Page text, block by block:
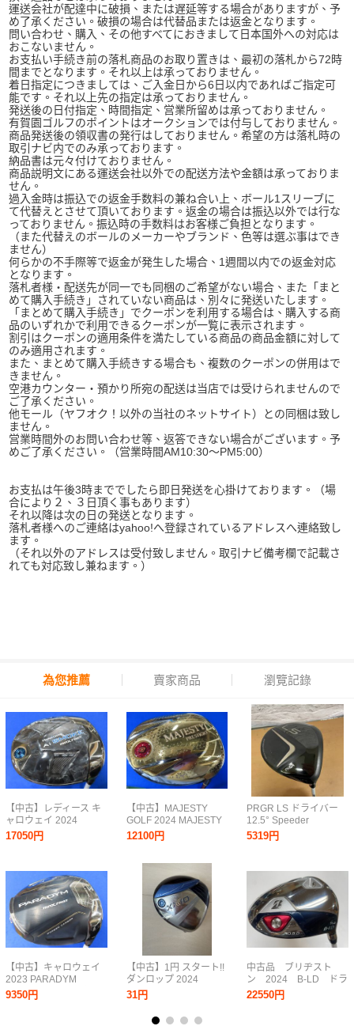
運送会社が配達中に破損、または遅延等する場合がありますが、予
め了承ください。破損の場合は代替品または返金となります。
問い合わせ、購入、その他すべてにおきまして日本国外への対応は
おこないません。
お支払い手続き前の落札商品のお取り置きは、最初の落札から72時
間までとなります。それ以上は承っておりません。
着日指定につきましては、ご入金日から6日以内であればご指定可
能です。それ以上先の指定は承っておりません。
発送後の日付指定、時間指定、営業所留めは承っておりません。
有賀園ゴルフのポイントはオークションでは付与しておりません。
商品発送後の領収書の発行はしておりません。希望の方は落札時の
取引ナビ内でのみ承っております。
納品書は元々付けておりません。
商品説明文にある運送会社以外での配送方法や金額は承っておりま
せん。
過入金時は振込での返金手数料の兼ね合い上、ボール1スリーブに
て代替えとさせて頂いております。返金の場合は振込以外では行な
っておりません。振込時の手数料はお客様ご負担となります。
（また代替えのボールのメーカーやブランド、色等は選ぶ事はでき
ません）
何らかの不手際等で返金が発生した場合、1週間以内での返金対応
となります。
落札者様・配送先が同一でも同梱のご希望がない場合、また「まと
めて購入手続き」されていない商品は、別々に発送いたします。
「まとめて購入手続き」でクーポンを利用する場合は、購入する商
品のいずれかで利用できるクーポンが一覧に表示されます。
割引はクーポンの適用条件を満たしている商品の商品金額に対して
のみ適用されます。
また、まとめて購入手続きする場合も、複数のクーポンの併用はで
きません。
空港カウンター・預かり所宛の配送は当店では受けられませんので
ご了承ください。
他モール（ヤフオク！以外の当社のネットサイト）との同梱は致し
ません。
営業時間外のお問い合わせ等、返答できない場合がございます。予
めご了承ください。（営業時間AM10:30～PM5:00）
お支払は午後3時まででしたら即日発送を心掛けております。（場
合により２、３日頂く事もあります）
それ以降は次の日の発送となります。
落札者様へのご連絡はyahoo!へ登録されているアドレスへ連絡致し
ます。
（それ以外のアドレスは受付致しません。取引ナビ備考欄で記載さ
れても対応致し兼ねます。）
為您推薦 賣家商品 瀏覽記錄
【中古】レディース キ
ャロウェイ 2024
PARADYM Ai SMOKE
MAXFAST（パラダイム
【A】ELDIO 40 forCW
17050円
【中古】キャロウェイ
2023 PARADYM
MAXFAST（パラダイム
マックスファスト）レ
9350円
【中古】MAJESTY
GOLF 2024 MAJESTY
PRESTIGIO 13（マジ
ェスティ プレステジ
MAJESTY TL-760
12100円
【中古】1円 スタート!!
ダンロップ 2024
XXIO13（ゼクシオ サ
ーティーン）レディス
ドライバーヘッド《ブ
31円
PRGR LS ドライバー
12.5° Speeder
EVOLUTION for PRGR
Flex-L レディース右利
5319円
中古品 ブリヂスト
ン 2024 B-LD ドラ
イバー 11.5度 スピ
ーダー ＮＸ ＢＳ４
22550円